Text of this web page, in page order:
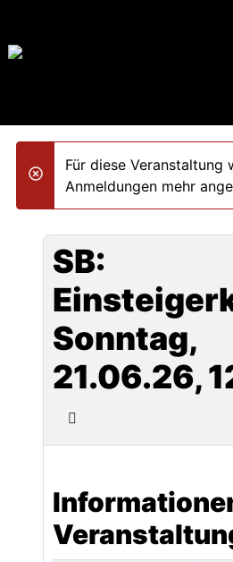
danger
Für diese Veranstaltung
Anmeldungen mehr
SB:
Sonntag,
21.06.26,